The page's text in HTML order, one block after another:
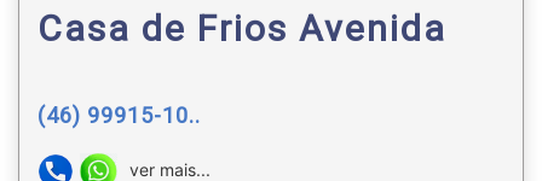
Casa de Frios Avenida
(46) 99915-10..
ver mais...